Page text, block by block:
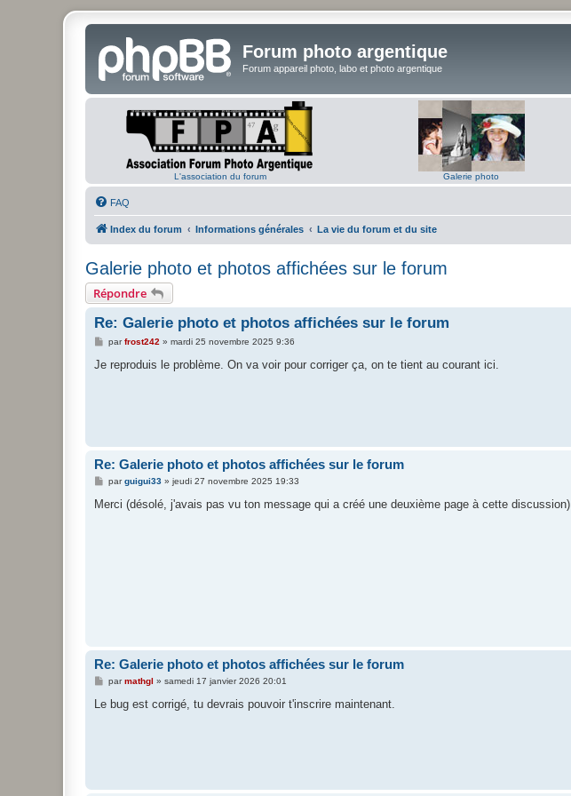
Forum photo argentique
Forum appareil photo, labo et photo argentique
L'association du forum Galerie photo
FAQ
Index du forum Informations générales La vie du forum et du site
Galerie photo et photos affichées sur le forum
Répondre
Re: Galerie photo et photos affichées sur le forum
M
s
parfrost242 » mardi 25 novembre 2025 9:36
Je reproduis le problème. On va voir pour corriger ça, on te tient au courant ici.
Re: Galerie photo et photos affichées sur le forum
M
s
parguigui33» jeudi 27 novembre 2025 19:33
Merci (désolé, j'avais pas vu ton message qui a créé une deuxième page à cette discussion)
Re: Galerie photo et photos affichées sur le forum
M
s
parmathgl » samedi 17 janvier 2026 20:01
Le bug est corrigé, tu devrais pouvoir t'inscrire maintenant.